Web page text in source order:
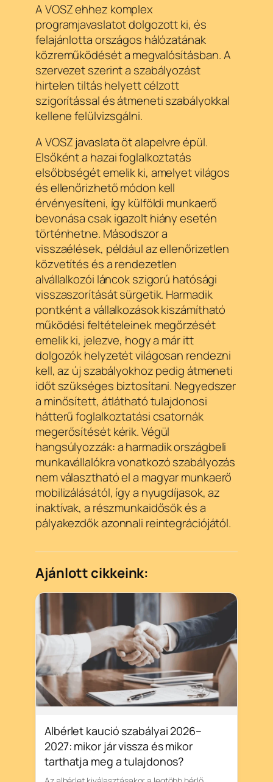
A VOSZ ehhez komplex
programjavaslatot dolgozott ki, és
felajánlotta országos hálózatának
közreműködését a megvalósításban. A
szervezet szerint a szabályozást
hirtelen tiltás helyett célzott
szigorítással és átmeneti szabályokkal
kellene felülvizsgálni.
A VOSZ javaslata öt alapelvre épül.
Elsőként a hazai foglalkoztatás
elsőbbségét emelik ki, amelyet világos
és ellenőrizhető módon kell
érvényesíteni, így külföldi munkaerő
bevonása csak igazolt hiány esetén
történhetne. Másodszor a
visszaélések, például az ellenőrizetlen
közvetítés és a rendezetlen
alvállalkozói láncok szigorú hatósági
visszaszorítását sürgetik. Harmadik
pontként a vállalkozások kiszámítható
működési feltételeinek megőrzését
emelik ki, jelezve, hogy a már itt
dolgozók helyzetét világosan rendezni
kell, az új szabályokhoz pedig átmeneti
időt szükséges biztosítani. Negyedszer
a minősített, átlátható tulajdonosi
hátterű foglalkoztatási csatornák
megerősítését kérik. Végül
hangsúlyozzák: a harmadik országbeli
munkavállalókra vonatkozó szabályozás
nem választható el a magyar munkaerő
mobilizálásától, így a nyugdíjasok, az
inaktívak, a részmunkaidősök és a
pályakezdők azonnali reintegrációjától.
Ajánlott cikkeink:
Albérlet kaució szabályai 2026–
2027: mikor jár vissza és mikor
tarthatja meg a tulajdonos?